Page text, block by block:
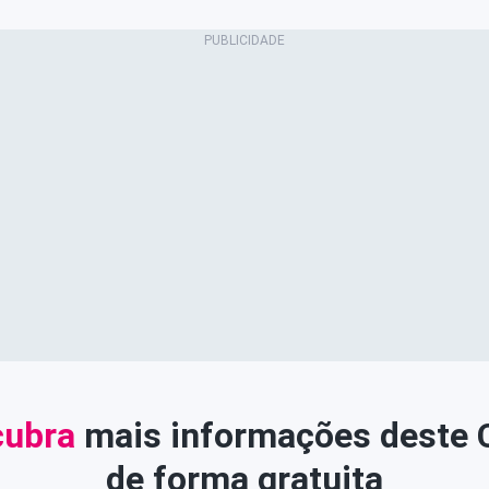
mais informações deste
de forma gratuita